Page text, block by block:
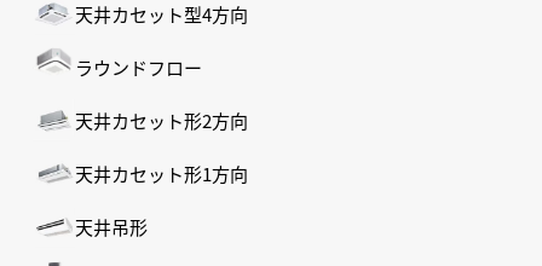
天井カセット型4方向
ラウンドフロー
天井カセット形2方向
天井カセット形1方向
天井吊形